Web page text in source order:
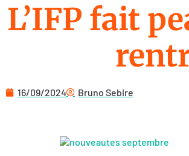
L’IFP fait
16/09/2024 Bruno Sebire